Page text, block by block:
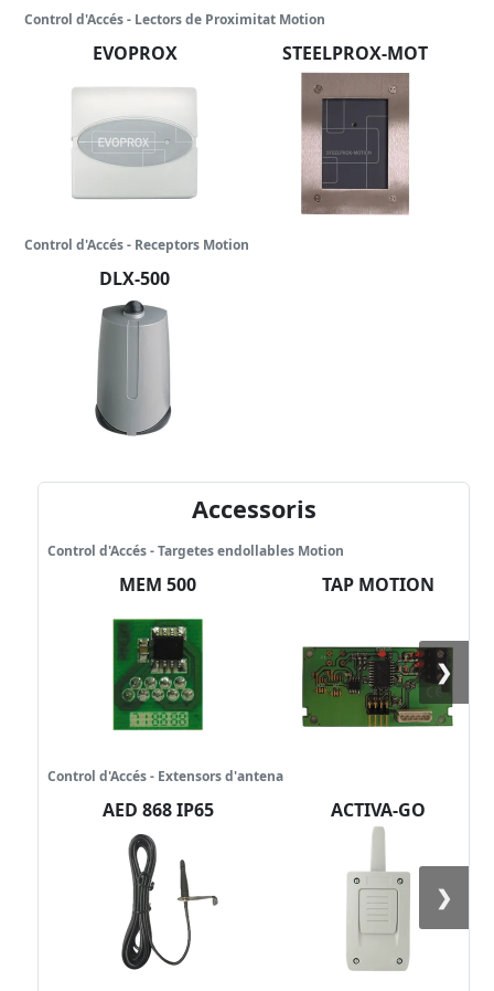
Control d'Accés - Lectors de Proximitat Motion
EVOPROX STEELPROX-MOT
Control d'Accés - Receptors Motion
DLX-500
Accessoris
Control d'Accés - Targetes endollables Motion
MEM 500 TAP MOTION
❯
Control d'Accés - Extensors d'antena
AED 868 IP65 ACTIVA-GO
❯